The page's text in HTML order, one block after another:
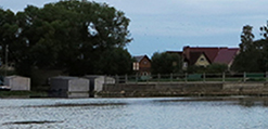
О